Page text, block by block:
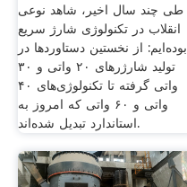
طی چند سال اخیر، شاهد نوعی
انقلاب در تکنولوژی شارژ سریع
بوده‌ایم: از نخستین دستاوردها در
تولید شارژرهای ۲۰ واتی و ۳۰
واتی گرفته تا تکنولوژی‌های ۴۰
واتی و ۶۰ واتی که امروز به
استاندارد تبدیل شده‌اند.